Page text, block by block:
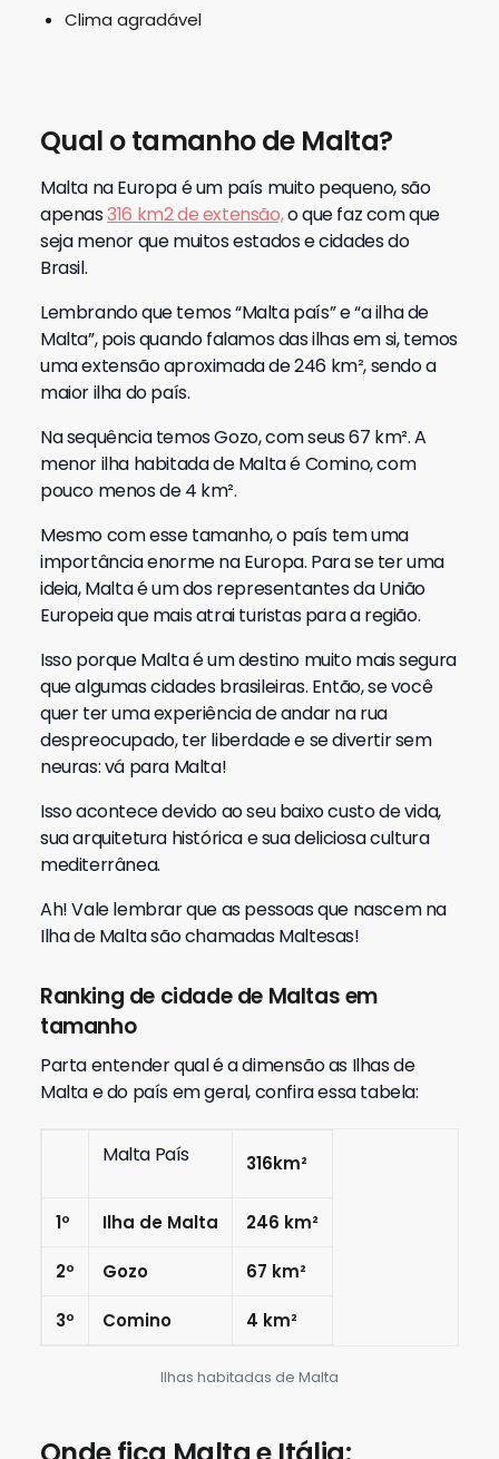
Clima agradável
Qual o tamanho de Malta?
Malta na Europa é um país muito pequeno, são
apenas316 km2 de extensão,o que faz com que
seja menor que muitos estados e cidades do
Brasil.
Lembrando que temos “Malta país” e “a ilha de
Malta”, pois quando falamos das ilhas em si, temos
uma extensão aproximada de 246 km², sendo a
maior ilha do país.
Na sequência temos Gozo, com seus 67 km². A
menor ilha habitada de Malta é Comino, com
pouco menos de 4 km².
Mesmo com esse tamanho, o país tem uma
importância enorme na Europa. Para se ter uma
ideia, Malta é um dos representantes da União
Europeia que mais atrai turistas para a região.
Isso porque Malta é um destino muito mais segura
que algumas cidades brasileiras. Então, se você
quer ter uma experiência de andar na rua
despreocupado, ter liberdade e se divertir sem
neuras: vá para Malta!
Isso acontece devido ao seu baixo custo de vida,
sua arquitetura histórica e sua deliciosa cultura
mediterrânea.
Ah! Vale lembrar que as pessoas que nascem na
Ilha de Malta são chamadas Maltesas!
Ranking de cidade de Maltas em
tamanho
Parta entender qual é a dimensão as Ilhas de
Malta e do país em geral, confira essa tabela:
Malta País 316km²
1º Ilha de Malta 246 km²
2º Gozo 67 km²
3º Comino 4 km²
Ilhas habitadas de Malta